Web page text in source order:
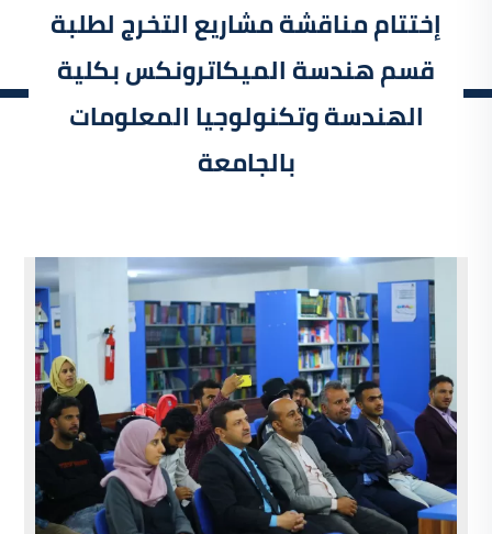
إختتام مناقشة مشاريع التخرج لطلبة
قسم هندسة الميكاترونكس بكلية
الهندسة وتكنولوجيا المعلومات
بالجامعة